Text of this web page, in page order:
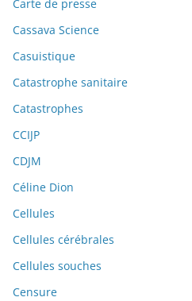
Carte de presse
Cassava Science
Casuistique
Catastrophe sanitaire
Catastrophes
CCIJP
CDJM
Céline Dion
Cellules
Cellules cérébrales
Cellules souches
Censure